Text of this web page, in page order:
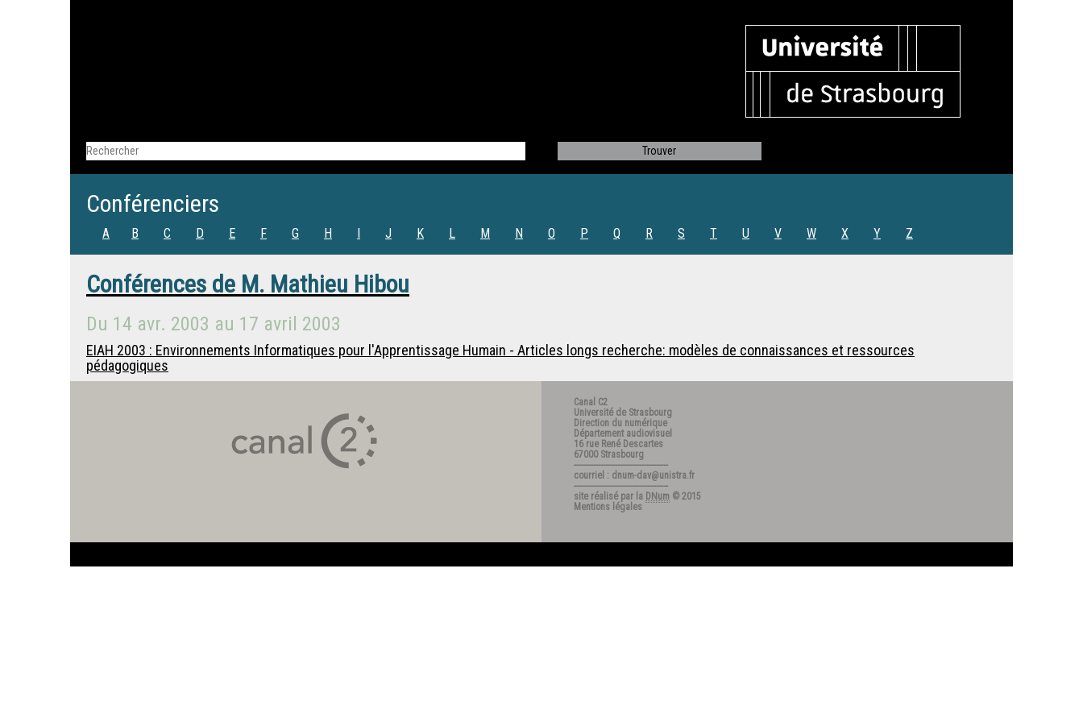
Conférenciers
A B C D E F G H I J K L M N O P Q R S T U V W X Y Z
Conférences de M. Mathieu Hibou
Du 14 avr. 2003 au 17 avril 2003
EIAH 2003 : Environnements Informatiques pour l'Apprentissage Humain - Articles longs recherche: modèles de connaissances et ressources
pédagogiques
Canal C2
Université de Strasbourg
Direction du numérique
Département audiovisuel
16 rue René Descartes
67000 Strasbourg
---------------------------------------
courriel : dnum-dav@unistra.fr
---------------------------------------
site réalisé par la DNum © 2015
Mentions légales